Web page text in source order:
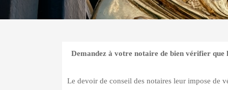
Demandez à votre notaire de bien vérifier que
Le devoir de conseil des notaires leur impose de